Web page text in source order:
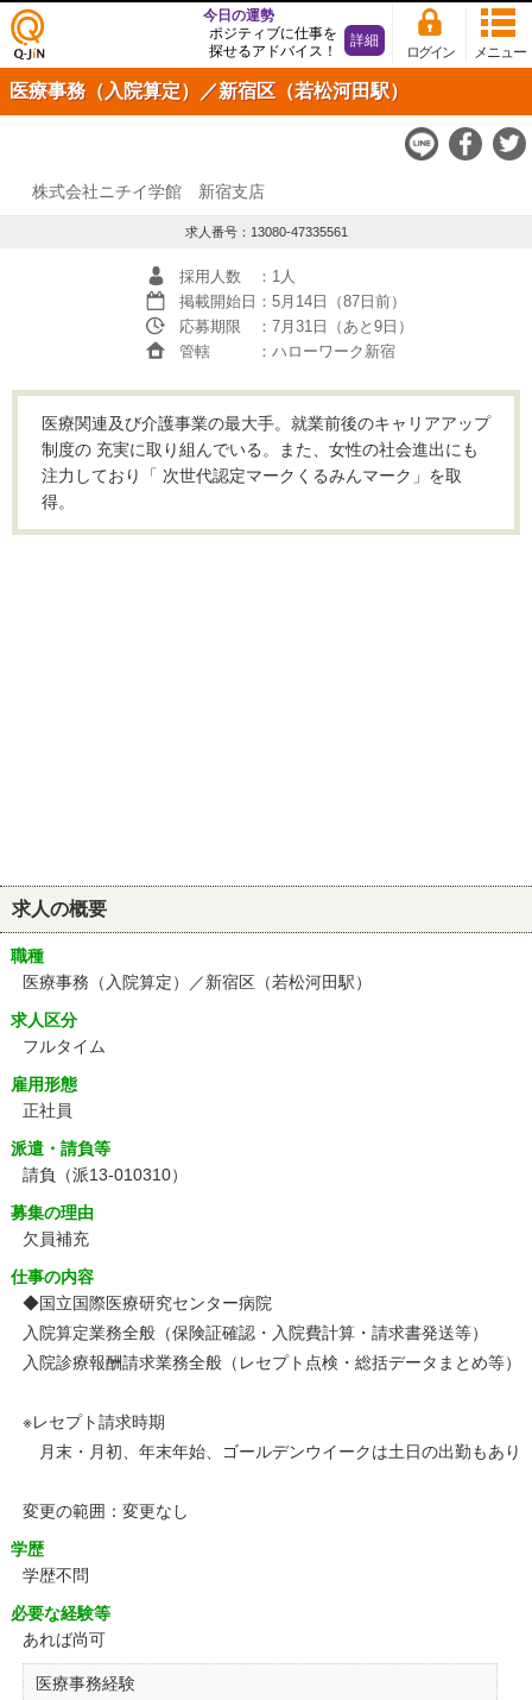
仕事
探し
の求
Q-JiN
メニュー
ログイン
今日の運勢
ポジティブに仕事を
探せるアドバイス！
詳細
医療事務（入院算定）／新宿区（若松河田駅）
株式会社ニチイ学館 新宿支店
求人番号：13080-47335561
採用人数
：1人
掲載開始日 ：5月14日（87日前）
応募期限
：7月31日（あと9日）
管轄
：ハローワーク新宿
医療関連及び介護事業の最大手。就業前後のキャリアアップ
制度の 充実に取り組んでいる。また、女性の社会進出にも
注力しており「 次世代認定マークくるみんマーク」を取
得。
求人の概要
職種
医療事務（入院算定）／新宿区（若松河田駅）
求人区分
フルタイム
雇用形態
正社員
派遣・請負等
請負（派13-010310）
募集の理由
欠員補充
仕事の内容
◆国立国際医療研究センター病院
入院算定業務全般（保険証確認・入院費計算・請求書発送等）
入院診療報酬請求業務全般（レセプト点検・総括データまとめ等）
※レセプト請求時期
月末・月初、年末年始、ゴールデンウイークは土日の出勤もあり
変更の範囲：変更なし
学歴
学歴不問
必要な経験等
あれば尚可
医療事務経験